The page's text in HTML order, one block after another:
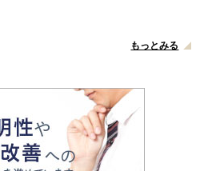
もっとみる